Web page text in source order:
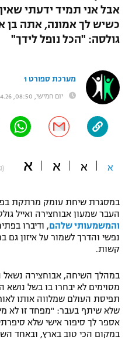
ברחבה
"מחצית בשכונה" –
משתתפים וזוכים בפרסים
תקנון משתתפים וזוכים
תקנון עבור פעילות אלקטרה
תקנון עבור פעילות ספורט 1 – "מרלן"
גיימינג E-Sports
מדיניות פרטיות
תקנון פעילות ספורט 1
הפועל באר שבע
מכבי נתניה
ליגה ברזילאית
ליגות נוספות
ספורט אולימפי
היאבקות WWE
ספורט מוטורי
כדורמים
בייסבול MLB
ספורט אתגרי ואקסטרים
אומנויות לחימה
גיימינג E-Sports
אבל אני תמיד ידעתי
כשיש לך אמונה, אתה בן
גולסה: "הכל נופל לידך"
מערכת ספורט 1
יום חמישי, 08:50, 09.04.26
א א א א
במסגרת שיחת עומק מרתקת
העבר שמעון אבוחצירה ואייל
והמשמעותי שלהם, ודיברו
נפשי והדרך לשמור על איזון גם
קשות.
במהלך השיחה, אבוחצירה
מסוימים לא יבחרו בו בשל
תפיסת העולם שמלווה אותו
שלא שיתף בעבר: "מפחד זו לא
אספר לך סיפור אישי שלא
במקום הכי טוב בארץ, ובאחד